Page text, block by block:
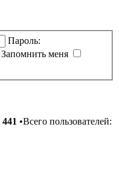
Пароль:
Запомнить меня
441 •Всего пользователей: